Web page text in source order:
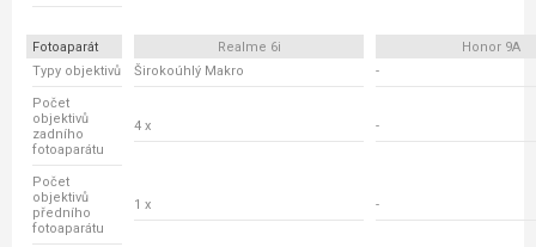
Fotoaparát Realme 6i
Honor 9A
Typy objektivů
Širokoúhlý Makro -
Počet
objektivů
zadního
fotoaparátu
4 x -
Počet
objektivů
předního
fotoaparátu
1 x -